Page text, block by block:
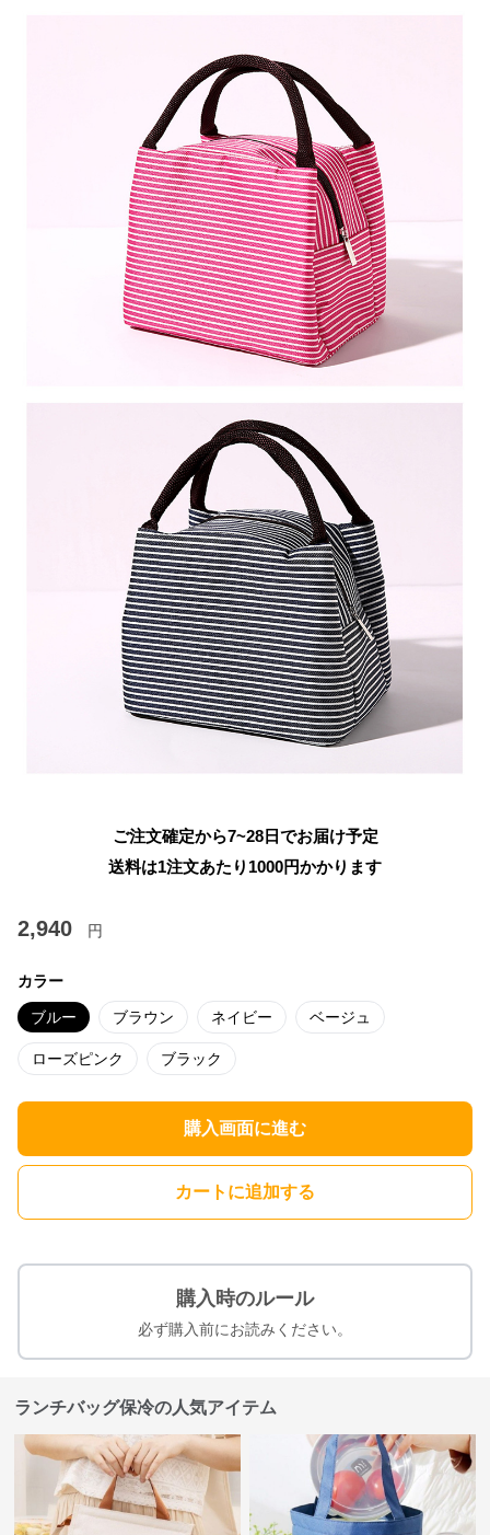
ご注文確定から7~28日でお届け予定
送料は1注文あたり 1000円かかります
2,940 円
カラー
ブルー ブラウン ネイビー ベージュ
ローズピンク ブラック
購入画面に進む
カートに追加する
購入時のルール
必ず購入前にお読みください。
ランチバッグ保冷の人気アイテム